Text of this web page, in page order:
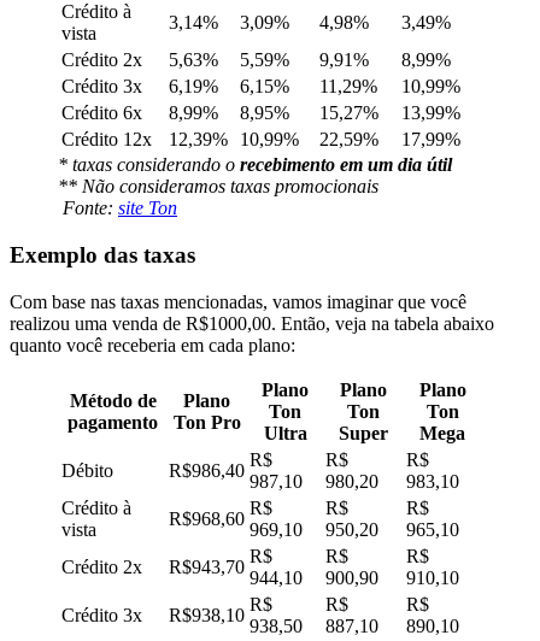
Crédito à
vista
3,14% 3,09% 4,98%
3,49%
Crédito 2x
5,63% 5,59% 9,91%
8,99%
Crédito 3x
6,19% 6,15% 11,29%
10,99%
Crédito 6x
8,99% 8,95% 15,27%
13,99%
Crédito 12x
12,39% 10,99% 22,59%
17,99%
* taxas considerando o recebimento em um dia útil
** Não consideramos taxas promocionais
Fonte: site Ton
Exemplo das taxas
Com base nas taxas mencionadas, vamos imaginar que você
realizou uma venda de R$1000,00. Então, veja na tabela abaixo
quanto você receberia em cada plano:
Método de
pagamento
Plano
Ton Pro
Plano
Ton
Ultra
Plano
Ton
Super
Plano
Ton
Mega
Débito
R$986,40
R$
987,10
R$
980,20
R$
983,10
Crédito à
vista
R$968,60
R$
969,10
R$
950,20
R$
965,10
Crédito 2x
R$943,70
R$
944,10
R$
900,90
R$
910,10
Crédito 3x
R$938,10
R$
938,50
R$
887,10
R$
890,10